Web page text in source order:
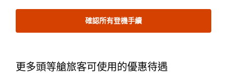
確認所有登機手續
更多頭等艙旅客可使用的優惠待遇